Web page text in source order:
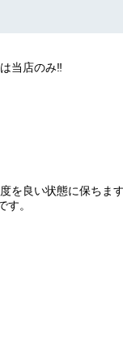
当店のみ‼️
を良い状態に保ちま
。